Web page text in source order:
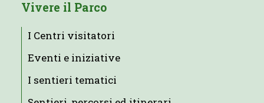
Vivere il Parco
I Centri visitatori
Eventi e iniziative
I sentieri tematici